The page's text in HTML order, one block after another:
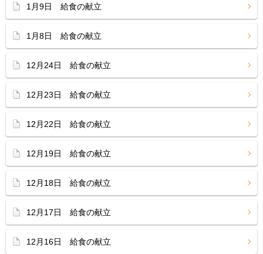
1月9日 給食の献立
1月8日 給食の献立
12月24日 給食の献立
12月23日 給食の献立
12月22日 給食の献立
12月19日 給食の献立
12月18日 給食の献立
12月17日 給食の献立
12月16日 給食の献立